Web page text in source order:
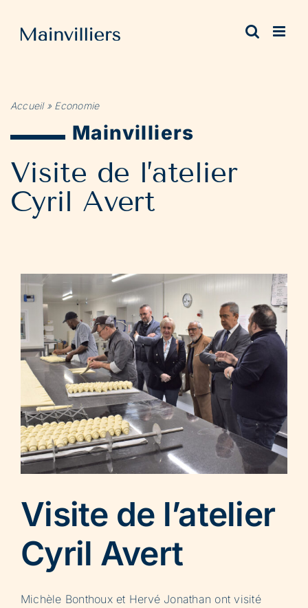
contenu
Accueil» Economie
Mainvilliers
Visite de l’atelier
Cyril Avert
Visite de l’atelier
Cyril Avert
Michèle Bonthoux et Hervé Jonathan ont visité